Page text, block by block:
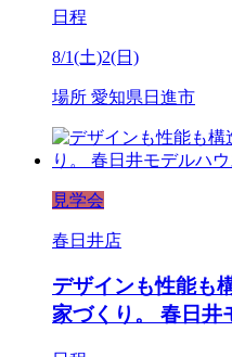
日程
8/1(土)2(日)
場所 愛知県日進市
見学会
春日井店
デザインも性能も
家づくり。 春日井